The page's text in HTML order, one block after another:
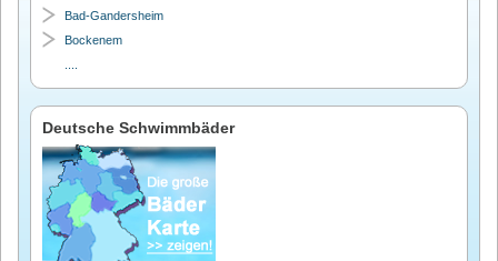
Bad-Gandersheim
Bockenem
....
Deutsche Schwimmbäder